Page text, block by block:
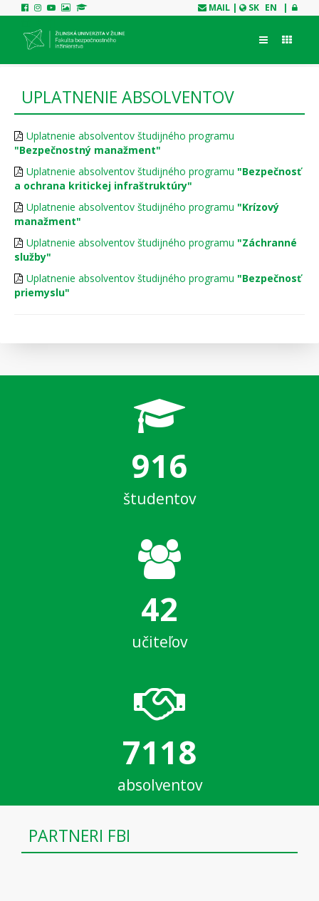
MAIL| SK EN |
UPLATNENIE ABSOLVENTOV
Uplatnenie absolventov študijného programu
"Bezpečnostný manažment"
Uplatnenie absolventov študijného programu "Bezpečnosť
a ochrana kritickej infraštruktúry"
Uplatnenie absolventov študijného programu "Krízový
manažment"
Uplatnenie absolventov študijného programu "Záchranné
služby"
Uplatnenie absolventov študijného programu "Bezpečnosť
priemyslu"
916
študentov
42
učiteľov
7118
absolventov
PARTNERI FBI